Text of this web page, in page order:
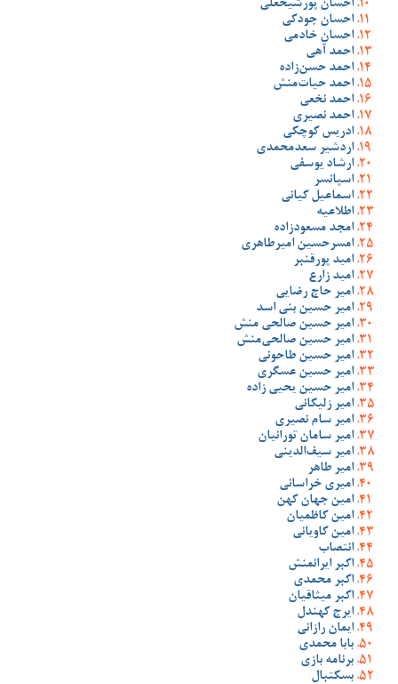
احسان پورشیخعلی
احسان جودکی
احسان خادمی
احمد آهی
احمد حسن‌زاده
احمد حیات‌منش
احمد نخعی
احمد نصیری
ادریس کوچکی
اردشیر سعدمحمدی
ارشاد یوسفی
اسپانسر
اسماعیل کیانی
اطلاعیه
امجد مسعودزاده
امسرحسین امیرطاهری
امید پورقنبر
امید زارع
امیر حاج رضایی
امیر حسین بنی اسد
امیر حسین صالحی منش
امیر حسین صالحی‌منش
امیر حسین طاحونی
امیر حسین عسگری
امیر حسین یحیی زاده
امیر زلیکانی
امیر سام نصیری
امیر سامان تورانیان
امیر سیف‌الدینی
امیر طاهر
امیری خراسانی
امین جهان کهن
امین کاظمیان
امین کاویانی
انتصاب
اکبر ایرانمنش
اکبر محمدی
اکبر میثاقیان
ایرج کهندل
ایمان رازانی
بابا محمدی
برنامه بازی
بسکتبال